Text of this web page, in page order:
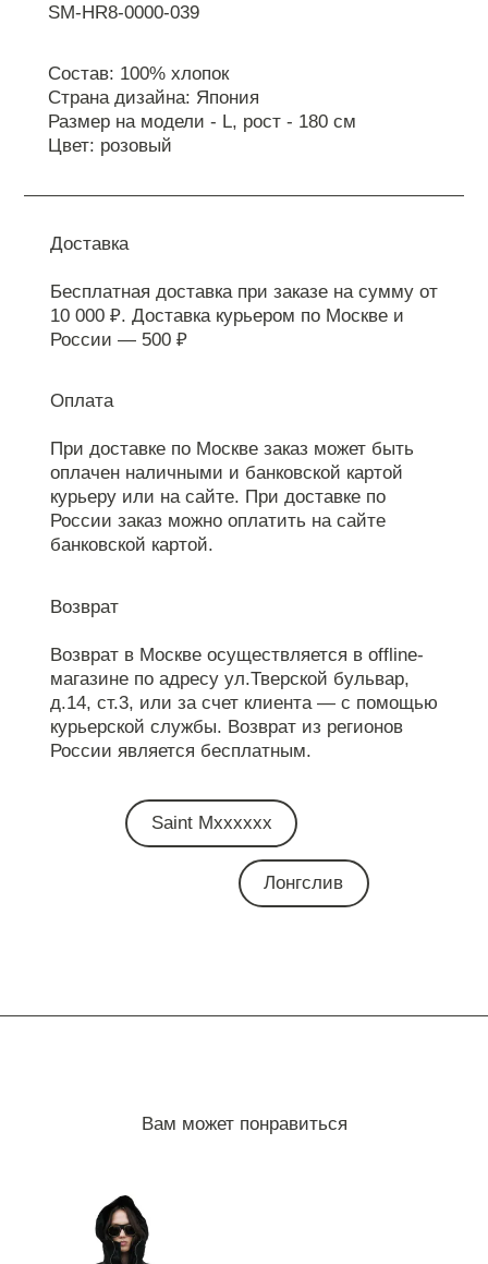
SM-HR8-0000-039
Состав: 100% хлопок
Страна дизайна: Япония
Размер на модели - L, рост - 180 см
Цвет: розовый
Доставка
Бесплатная доставка при заказе на сумму от
10 000 ₽. Доставка курьером по Москве и
России — 500 ₽
Оплата
При доставке по Москве заказ может быть
оплачен наличными и банковской картой
курьеру или на сайте. При доставке по
России заказ можно оплатить на сайте
банковской картой.
Возврат
Возврат в Москве осуществляется в offline-
магазине по адресу ул.Тверской бульвар,
д.14, ст.3, или за счет клиента — с помощью
курьерской службы. Возврат из регионов
России является бесплатным.
Saint Mxxxxxx
Лонгслив
Вам может понравиться